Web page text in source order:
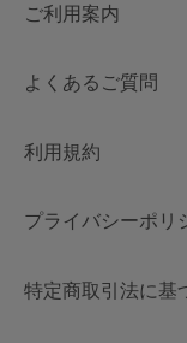
ご利用案内
よくあるご質問
利用規約
プライバシーポリ
特定商取引法に基